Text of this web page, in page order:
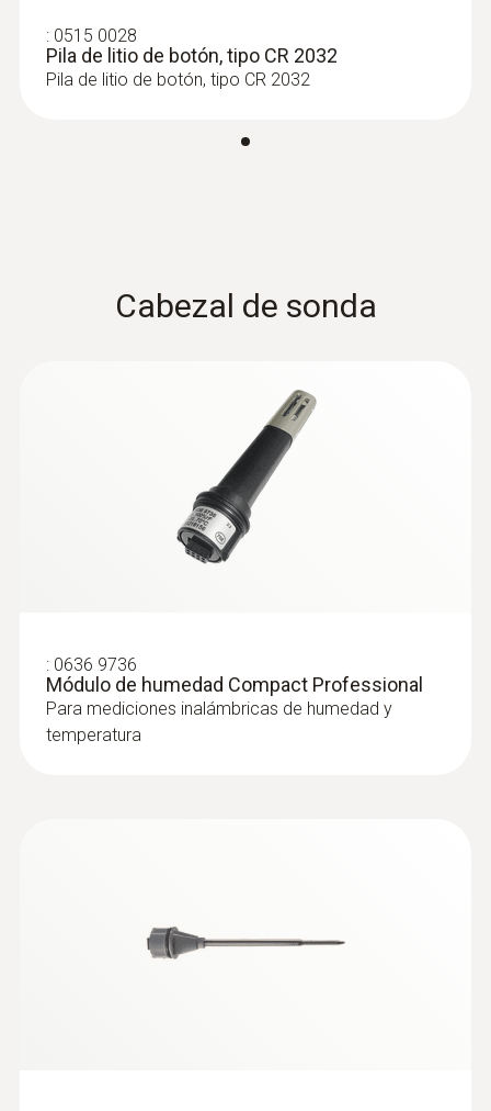
Professional
:0602 0293
T/C probe head for
air/immersion/penetration
measurement (T/... - Empuñadura por
: 0515 0028
Pila de litio de botón, tipo CR 2032
Pila de litio de botón, tipo CR 2032
Cabezal de sonda
: 0636 9736
Módulo de humedad Compact Professional
Para mediciones inalámbricas de humedad y
temperatura